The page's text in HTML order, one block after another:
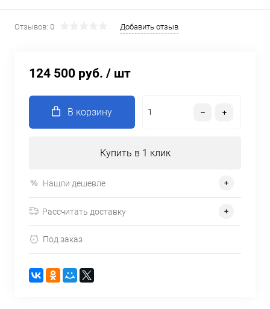
Отзывов: 0 Добавить отзыв
124 500 руб. / шт
В корзину
Купить в 1 клик
Нашли дешевле
Рассчитать доставку
Под заказ